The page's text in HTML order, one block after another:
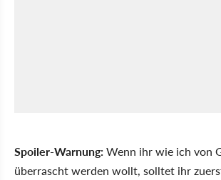
Spoiler-Warnung:Wenn ihr wie ich von
überrascht werden wollt, solltet ihr